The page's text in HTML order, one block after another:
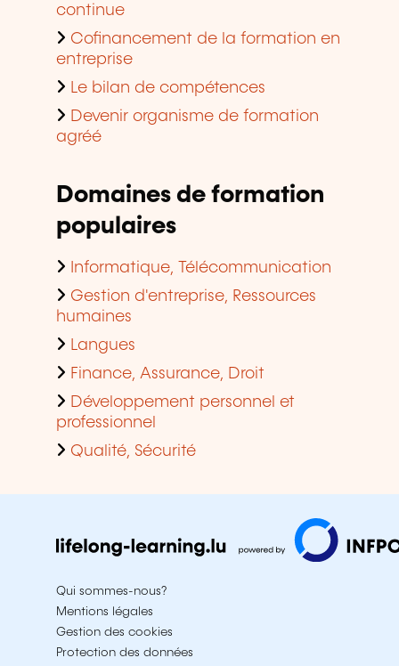
continue
Cofinancement de la formation en
entreprise
Le bilan de compétences
Devenir organisme de formation
agréé
Domaines de formation
populaires
Informatique, Télécommunication
Gestion d'entreprise, Ressources
humaines
Langues
Finance, Assurance, Droit
Développement personnel et
professionnel
Qualité, Sécurité
Qui sommes-nous?
Mentions légales
Gestion des cookies
Protection des données